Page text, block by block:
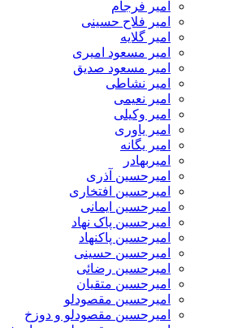
امیر فرجام
امیر فلاح حسینی
امیر گلایه
امیر مسعود امیری
امیر مسعود صدیق
امیر نشاطی
امیر نعیمی
امیر وکیلی
امیر یاوری
امیر یگانه
امیربهادر
امیرحسین آذری
امیرحسین افتخاری
امیرحسین ایمانی
امیرحسین پاک نهاد
امیرحسین پاکنهاد
امیرحسین حسینی
امیرحسین رضائی
امیرحسین متقیان
امیرحسین مقصودلو
امیرحسین مقصودلو و دوزخ